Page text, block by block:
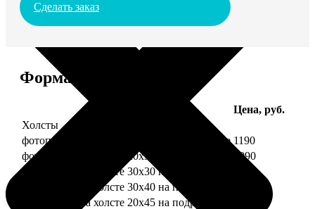
Сделать заказ
Форматы и цены
Цена, руб.
Холсты
фотопечать на холсте 20х20 на подрамнике 1190
фотопечать на холсте 20х30 на подрамнике
1990
фотопечать на холсте 30х30 на подрамнике
фотопечать на холсте 30х40 на подрамнике
фотопечать на холсте 20х45 на подрамнике